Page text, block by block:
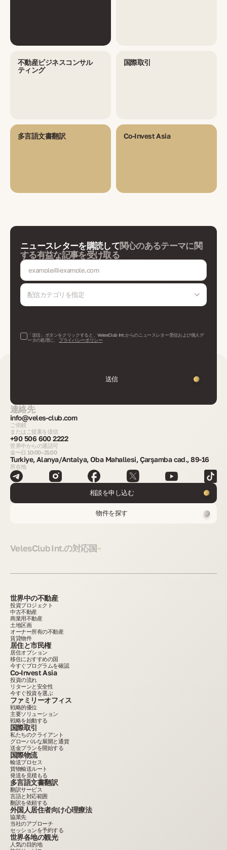
不動産ビジネスコンサル
ティング
国際取引
多言語文書翻訳 Co-Invest Asia
ニュースレターを購読して関心のあるテーマに関
する有益な記事を受け取る
配信カテゴリを指定
「送信」ボタンをクリックすると、VelesClub Int.からのニュースレター受信および個人デ
ータの処理に、
プライバシーポリシー
送信
連絡先
info@veles-club.com
ご依頼
またはご提案を送信
+90 506 600 2222
世界中からの通話可
金〜日 10:00–21:00
Turkiye, Alanya/Antalya, Oba Mahallesi, Çarşamba cad., 89-16
所在地
相談を申し込む
物件を探す
VelesClub Int.の対応国
世界中の不動産
投資プロジェクト
中古不動産
商業用不動産
土地区画
オーナー所有の不動産
賃貸物件
居住と市民権
居住オプション
移住におすすめの国
今すぐプログラムを確認
Co-Invest Asia
投資の流れ
リターンと安全性
今すぐ投資を選ぶ
ファミリーオフィス
戦略的優位
主要ソリューション
戦略を始動する
国際取引
私たちのクライアント
グローバルな展開と通貨
送金プランを開始する
国際物流
輸送プロセス
貨物輸送ルート
発送を見積もる
多言語文書翻訳
翻訳サービス
言語と対応範囲
翻訳を依頼する
外国人居住者向け心理療法
協業先
当社のアプローチ
セッションを予約する
世界各地の観光
人気の目的地